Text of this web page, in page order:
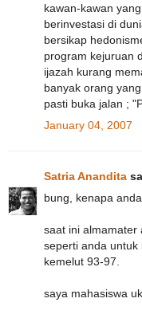
kawan-kawan
berinvestasi di
bersikap
program kejuruan
ijazah kurang
banyak orang
pasti buka jalan ;
January 04, 2007
Satria Anandita
bung, kenapa
saat ini almamater
seperti anda
kemelut 93-97.
saya mahasiswa